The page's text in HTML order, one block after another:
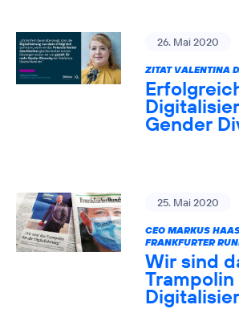
26. Mai 2020
ZITAT VALENTINA
Gender
25. Mai 2020
CEO MARKUS
FRANKFURTER
Wir sind